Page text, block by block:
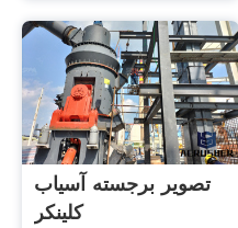
تصویر برجسته آسیاب
کلینکر